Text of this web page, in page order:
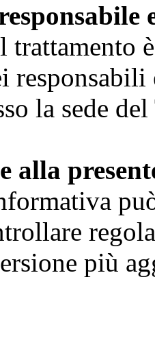
trattamento
la sede
alla
più